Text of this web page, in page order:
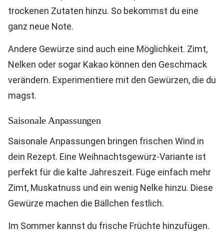
trockenen Zutaten hinzu. So bekommst du eine
ganz neue Note.
Andere Gewürze sind auch eine Möglichkeit. Zimt,
Nelken oder sogar Kakao können den Geschmack
verändern. Experimentiere mit den Gewürzen, die du
magst.
Saisonale Anpassungen
Saisonale Anpassungen bringen frischen Wind in
dein Rezept. Eine Weihnachtsgewürz-Variante ist
perfekt für die kalte Jahreszeit. Füge einfach mehr
Zimt, Muskatnuss und ein wenig Nelke hinzu. Diese
Gewürze machen die Bällchen festlich.
Im Sommer kannst du frische Früchte hinzufügen.